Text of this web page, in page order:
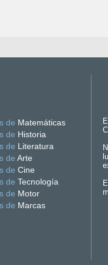
de Matemáticas
de Historia
de Literatura
de Arte
de Cine
de Tecnología
de Motor
de Marcas